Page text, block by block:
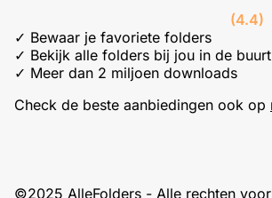
(4.4)
✓ Bewaar je favoriete folders
✓ Bekijk alle folders bij jou in de buurt
✓ Meer dan 2 miljoen downloads
Check de beste aanbiedingen ook op
©2025 AlleFolders - Alle rechten